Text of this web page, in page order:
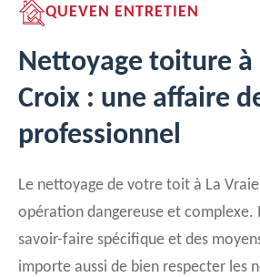
QUEVEN ENTRETIEN
Nettoyage toiture à
Croix : une affaire
professionnel
Le nettoyage de votre toit à La
opération dangereuse et complexe.
savoir-faire spécifique et des
importe aussi de bien respecter les